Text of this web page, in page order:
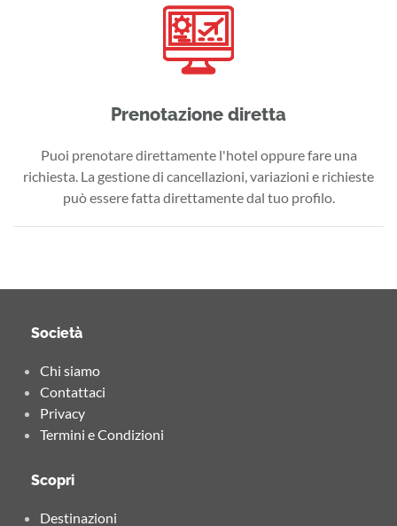
Prenotazione diretta
Puoi prenotare direttamente l'hotel oppure fare una
richiesta. La gestione di cancellazioni, variazioni e richieste
può essere fatta direttamente dal tuo profilo.
Società
Chi siamo
Contattaci
Privacy
Termini e Condizioni
Scopri
Destinazioni